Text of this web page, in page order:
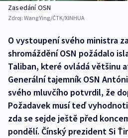
Zasedání OSN
Zdroj: Wang Ying/ČTK/XINHUA
O vystoupení svého ministra
shromáždění OSN požádalo
Taliban, které ovládá většinu
Generální tajemník OSN
svého mluvčího potvrdil, že
Požadavek musí teď
zda se sejde ještě před
pondělí. Čínský prezident Si